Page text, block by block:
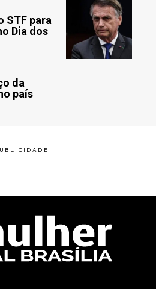
STF para
Dia dos
da
país